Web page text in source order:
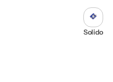
Solido